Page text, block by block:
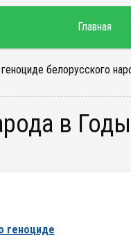
Главная
белорусского
геноциде